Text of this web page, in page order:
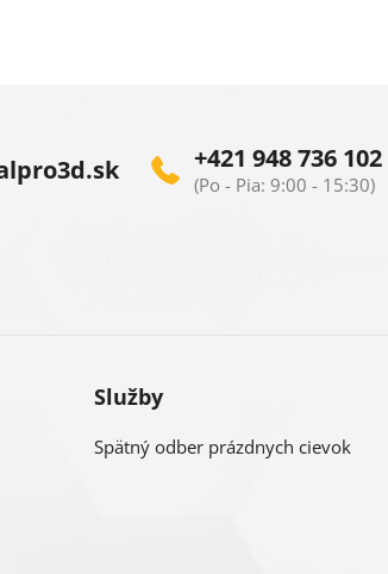
+421 948 736 102
Služby
Spätný odber prázdnych cievok